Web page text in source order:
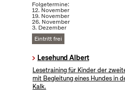
Folgetermine:
12. November
19. November
26. November
3. Dezember
Eintritt frei
Lesehund Albert
Lesetraining für Kinder der
mit Begleitung eines Hundes in
Kalk.